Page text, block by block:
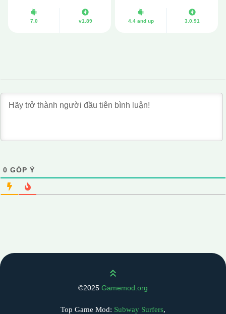
7.0 v1.89 4.4 and up 3.0.91
0 GÓP Ý
Scroll up
©2025 Gamemod.org
Top Game Mod: Subway Surfers,